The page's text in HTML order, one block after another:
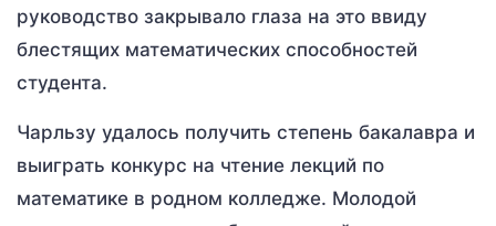
руководство закрывало глаза на это ввиду
блестящих математических способностей
студента.
Чарльзу удалось получить степень бакалавра и
выиграть конкурс на чтение лекций по
математике в родном колледже. Молодой